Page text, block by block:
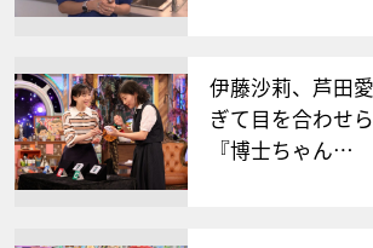
伊藤沙莉、芦田
ぎて目を合わせ
『博士ちゃん…